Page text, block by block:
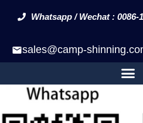
Whatsapp / Wechat : 0086-
sales@camp-